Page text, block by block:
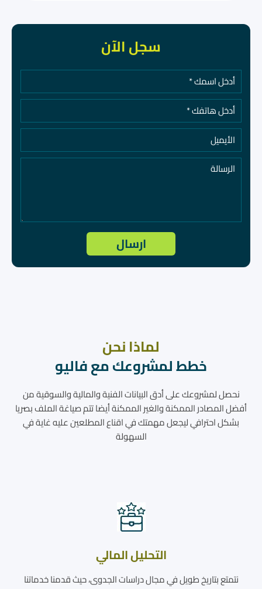
سجل الآن
لماذا نحن
خطط لمشروعك مع فاليو
نحصل لمشروعك على أدق البيانات الفنية والمالية والسوقية من
أفضل المصادر الممكنة والغير الممكنة أيضا تتم صياغة الملف بصريا
بشكل احترافي ليجعل مهمتك في اقناع المطلعين عليه غاية في
السهولة
التحليل المالي
نتمتع بتاريخ طويل في مجال دراسات الجدوى، حيث قدمنا خدماتنا